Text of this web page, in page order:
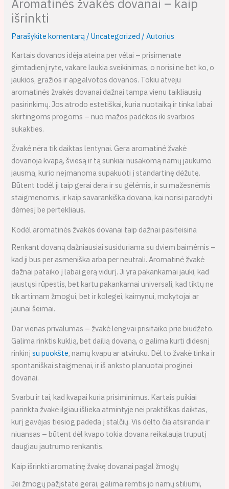
Aromatinės žvakės dovanai – kaip
išrinkti
Parašykite komentarą /Uncategorized / Autorius
Kartais dovanos idėja ateina per vėlai – prisimenate
gimtadienį ryte, vakare laukia sveikinimas, o norisi ne bet ko, o
jaukios, gražios ir apgalvotos dovanos. Tokiu atveju
aromatinės žvakės dovanai dažnai tampa vienu taikliausių
pasirinkimų. Jos atrodo estetiškai, kuria nuotaiką ir tinka labai
skirtingoms progoms – nuo mažos padėkos iki svarbios
sukakties.
Žvakė nėra tik daiktas lentynai. Gera aromatinė žvakė
dovanoja kvapą, šviesą ir tą sunkiai nusakomą namų jaukumo
jausmą, kurio neįmanoma supakuoti į standartinę dėžutę.
Būtent todėl ji taip gerai dera ir su gėlėmis, ir su mažesnėmis
staigmenomis, ir kaip savarankiška dovana, kai norisi parodyti
dėmesį be pertekliaus.
Kodėl aromatinės žvakės dovanai taip dažnai pasiteisina
Renkant dovaną dažniausiai susiduriama su dviem baimėmis –
kad ji bus per asmeniška arba per neutrali. Aromatinė žvakė
dažnai pataiko į labai gerą vidurį. Ji yra pakankamai jauki, kad
jaustųsi rūpestis, bet kartu pakankamai universali, kad tiktų ne
tik artimam žmogui, bet ir kolegei, kaimynui, mokytojai ar
jaunai šeimai.
Dar vienas privalumas – žvakė lengvai prisitaiko prie biudžeto.
Galima rinktis kuklią, bet dailią dovaną, o galima kurti didesnį
rinkinįsu puokšte, namų kvapu ar atviruku. Dėl to žvakė tinka ir
spontaniškai staigmenai, ir iš anksto planuotai proginei
dovanai.
Svarbu ir tai, kad kvapai kuria prisiminimus. Kartais puikiai
parinkta žvakė ilgiau išlieka atmintyje nei praktiškas daiktas,
kurį gavėjas tiesiog padeda į stalčių. Vis dėlto čia atsiranda ir
niuansas – būtent dėl kvapo tokia dovana reikalauja truputį
daugiau jautrumo renkantis.
Kaip išrinkti aromatinę žvakę dovanai pagal žmogų
Jei žmogų pažįstate gerai, galima remtis jo namų stiliumi,